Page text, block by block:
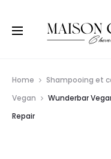
Home Shampooing et
Vegan
Wunderbar
Repair